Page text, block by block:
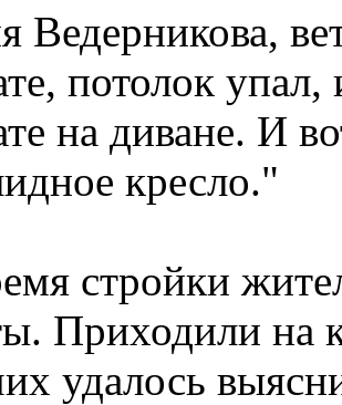
Ведерникова,
потолок
на диване. И
кресло."
стройки
Приходили
удалось